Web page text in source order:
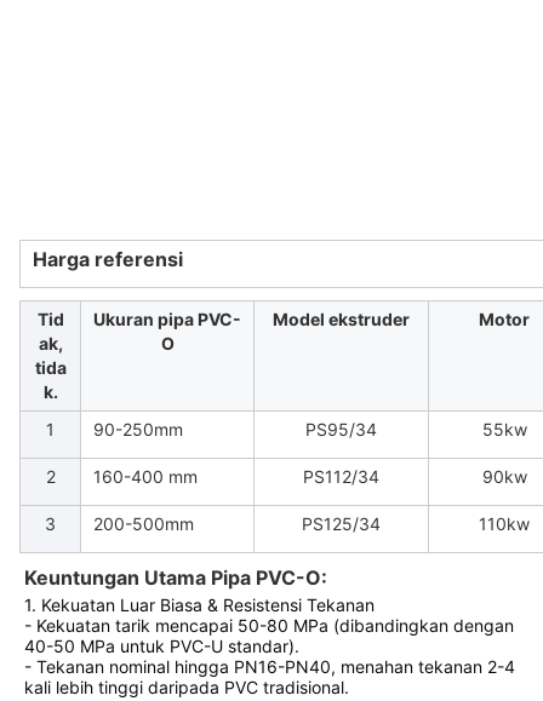
Harga referensi
Tid
ak,
tida
k.
Ukuran pipa PVC-
O
Model ekstruder Motor
1 90-250mm PS95/34 55kw
2 160-400 mm PS112/34 90kw
3 200-500mm PS125/34 110kw
Keuntungan Utama Pipa PVC-O:
1. Kekuatan Luar Biasa & Resistensi Tekanan
- Kekuatan tarik mencapai 50-80 MPa (dibandingkan dengan
40-50 MPa untuk PVC-U standar).
- Tekanan nominal hingga PN16-PN40, menahan tekanan 2-4
kali lebih tinggi daripada PVC tradisional.